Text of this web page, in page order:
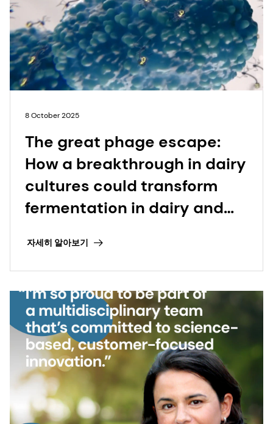
8 October 2025
The great phage escape:
How a breakthrough in dairy
cultures could transform
fermentation in dairy and
자세히 알아보기